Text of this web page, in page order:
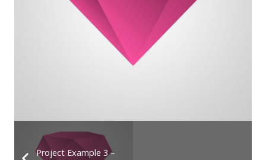
Project Example 3 –